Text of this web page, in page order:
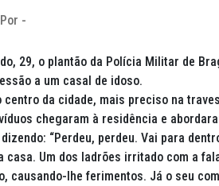
-
29, o plantão da Polícia Militar de
a um casal de idoso.
centro da cidade, mais preciso na
chegaram à residência e
“Perdeu, perdeu. Vai para
casa. Um dos ladrões irritado com a
causando-lhe ferimentos. Já o seu